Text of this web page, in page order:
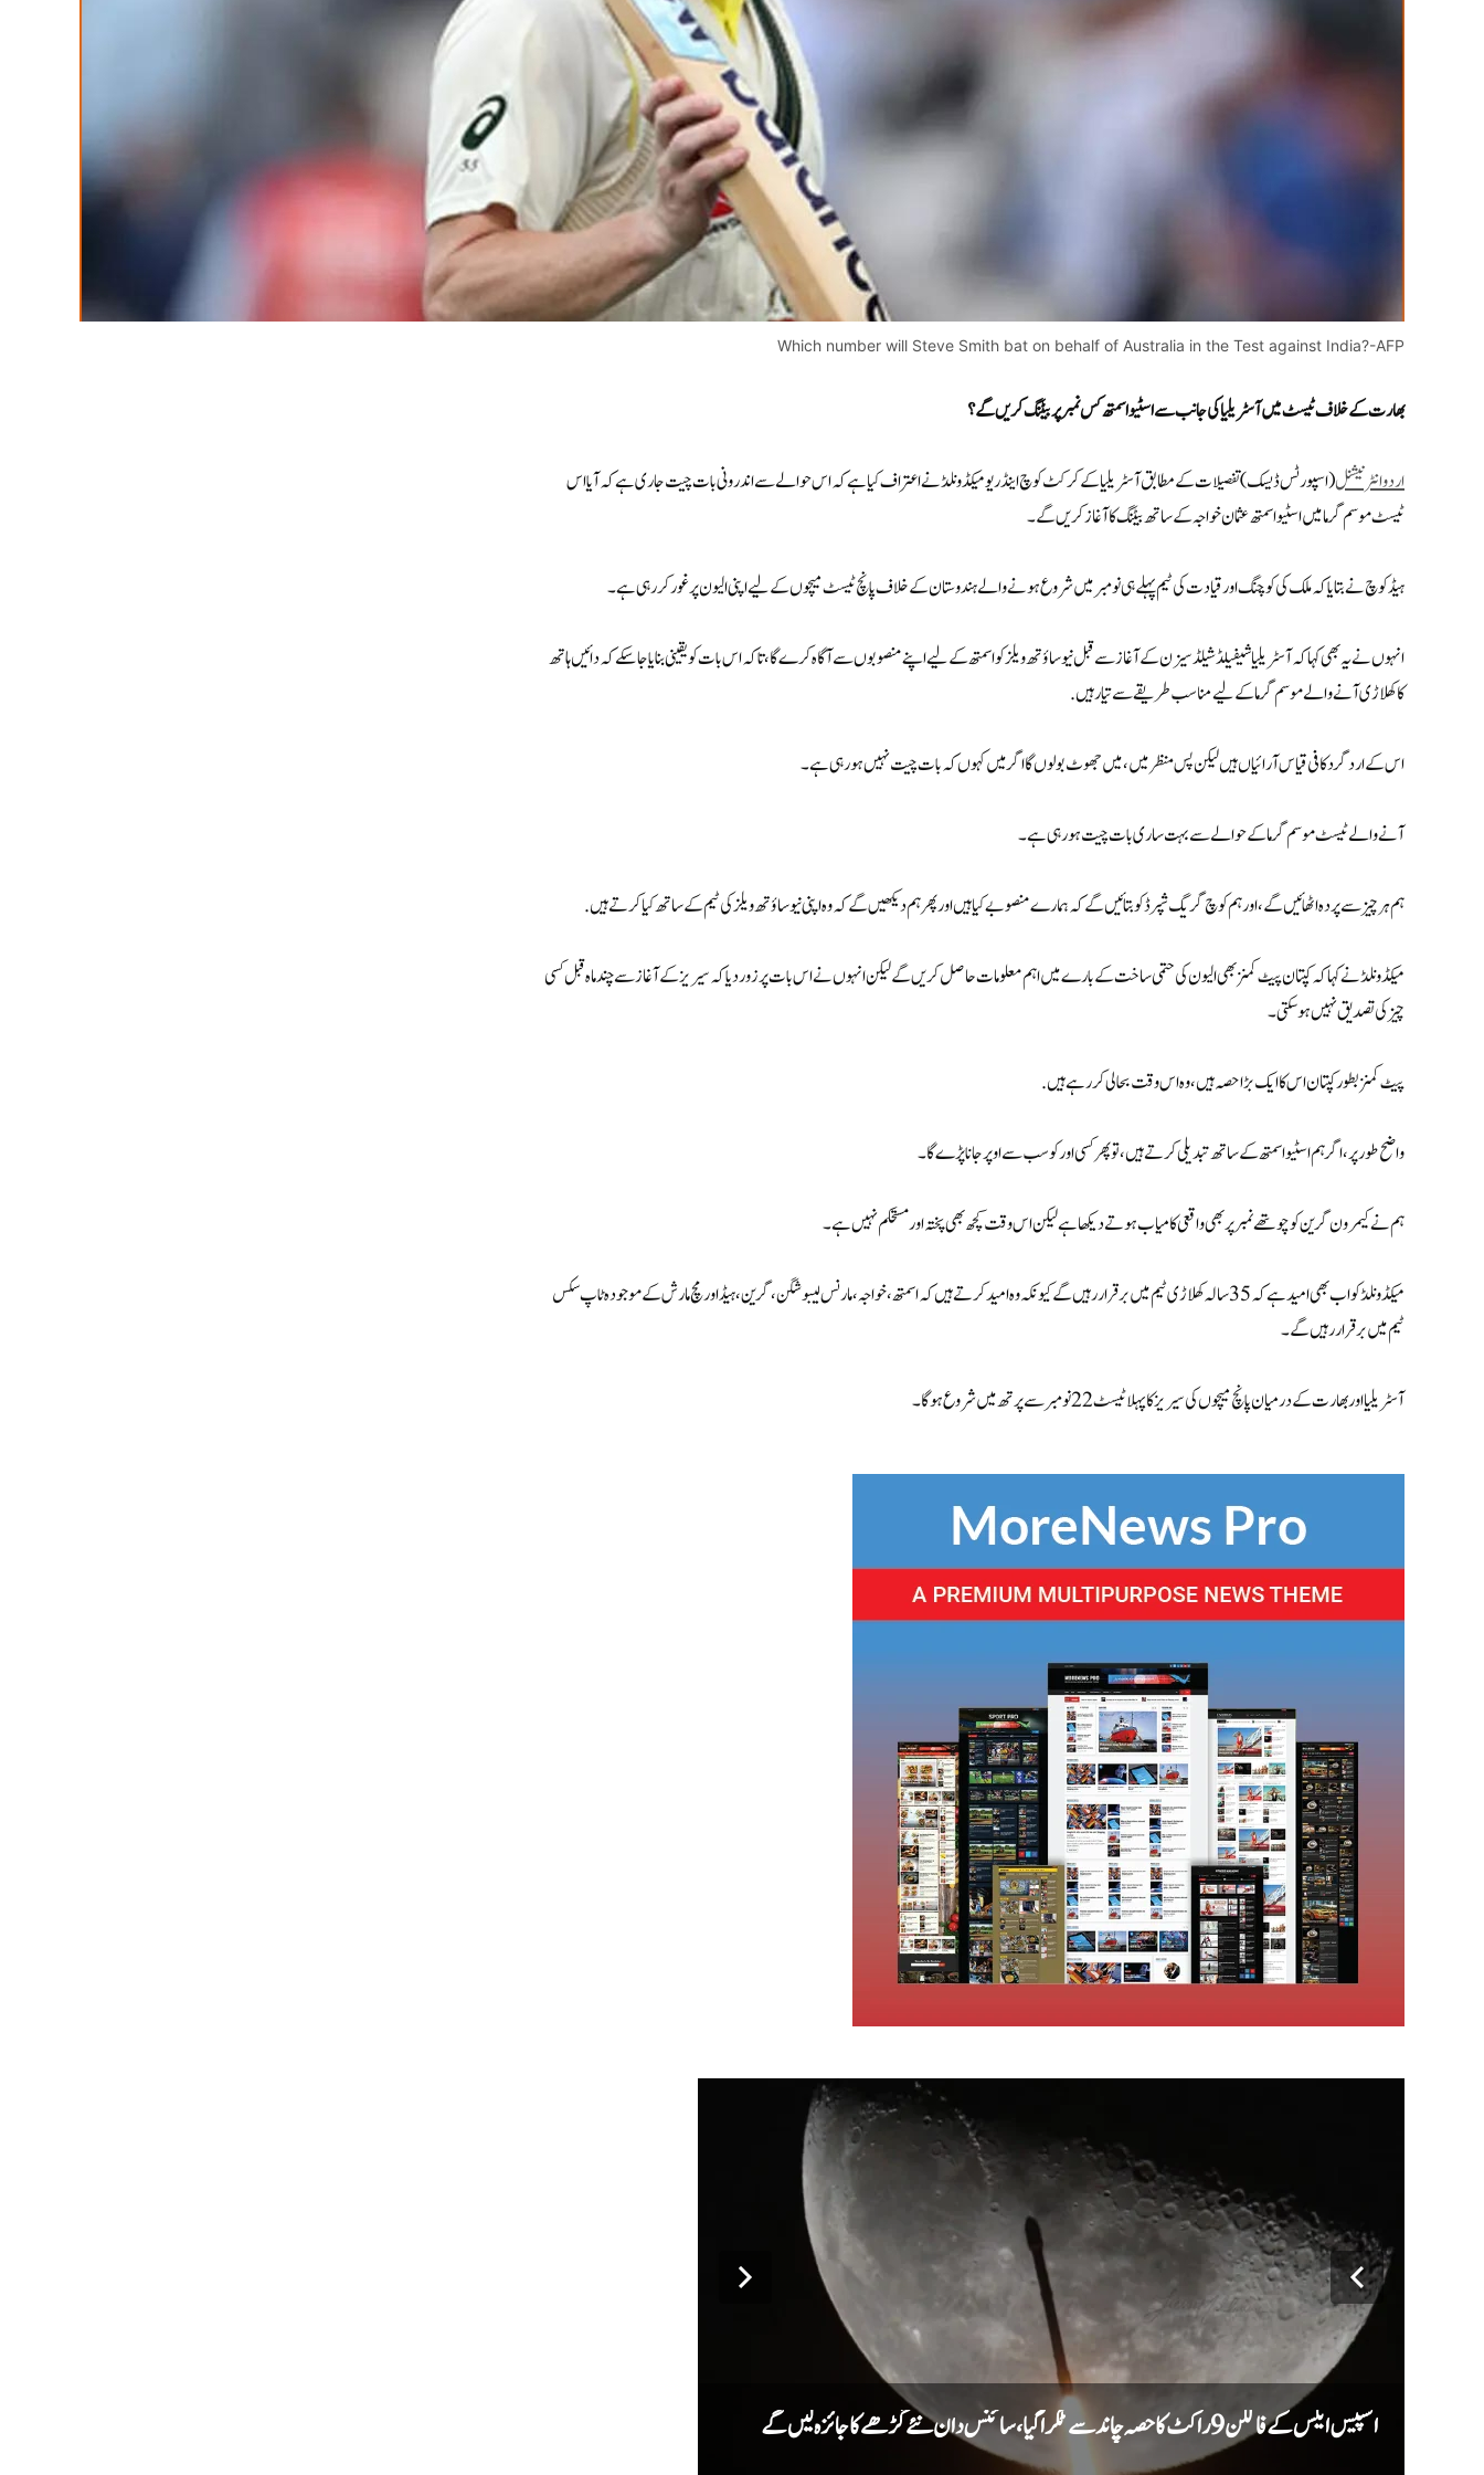
Which number will Steve Smith bat on behalf of Australia in the Test against India?-AFP
بھارت کے خلاف ٹیسٹ میں آسٹریلیا کی جانب سے اسٹیو اسمتھ کس نمبرپر بیٹنگ کریں گے؟
اردوانٹرنیشنل(اسپورٹس ڈیسک) تفصیلات کے مطابق آسٹریلیا کے کرکٹ کوچ اینڈریو میکڈونلڈ نے اعتراف کیا ہے کہ اس حوالے سے اندرونی بات چیت جاری ہے کہ آیا اس
ٹیسٹ موسم گرما میں اسٹیو اسمتھ عثمان خواجہ کے ساتھ بیٹنگ کا آغاز کریں گے۔
ہیڈ کوچ نے بتایا کہ ملک کی کوچنگ اور قیادت کی ٹیم پہلے ہی نومبر میں شروع ہونے والے ہندوستان کے خلاف پانچ ٹیسٹ میچوں کے لیے اپنی الیون پر غور کر رہی ہے۔
انہوں نے یہ بھی کہا کہ آسٹریلیا شیفیلڈ شیلڈ سیزن کے آغاز سے قبل نیو ساؤتھ ویلز کو اسمتھ کے لیے اپنے منصوبوں سے آگاہ کرے گا، تاکہ اس بات کو یقینی بنایا جا سکے کہ دائیں ہاتھ
کا کھلاڑی آنے والے موسم گرما کے لیے مناسب طریقے سے تیارہیں.
اس کے ارد گرد کافی قیاس آرائیاں ہیں لیکن پس منظر میں، میں جھوٹ بولوں گا اگر میں کہوں کہ بات چیت نہیں ہو رہی ہے۔
آنے والے ٹیسٹ موسم گرما کے حوالے سے بہت ساری بات چیت ہو رہی ہے۔
ہم ہر چیز سے پردہ اٹھائیں گے، اور ہم کوچ گریگ شپرڈ کو بتائیں گے کہ ہمارے منصوبے کیا ہیں اور پھر ہم دیکھیں گے کہ وہ اپنی نیو ساؤتھ ویلز کی ٹیم کے ساتھ کیا کرتے ہیں.
میکڈونلڈ نے کہا کہ کپتان پیٹ کمنز بھی الیون کی حتمی ساخت کے بارے میں اہم معلومات حاصل کریں گے لیکن انہوں نے اس بات پر زور دیا کہ سیریز کے آغاز سے چند ماہ قبل کسی
چیز کی تصدیق نہیں ہو سکتی۔
پیٹ کمنز بطور کپتان اس کا ایک بڑا حصہ ہیں، وہ اس وقت بحالی کر رہے ہیں.
واضح طور پر، اگر ہم اسٹیو اسمتھ کے ساتھ تبدیلی کرتے ہیں، تو پھر کسی اور کو سب سے اوپر جانا پڑے گا۔
ہم نے کیمرون گرین کو چوتھے نمبر پر بھی واقعی کامیاب ہوتے دیکھا ہےلیکن اس وقت کچھ بھی پختہ اور مستحکم نہیں ہے۔
میکڈونلڈ کو اب بھی امید ہے کہ 35 سالہ کھلاڑی ٹیم میں برقرار رہیں گے کیونکہ وہ امید کرتے ہیں کہ اسمتھ، خواجہ، مارنس لیبوشگن، گرین، ہیڈ اور مچ مارش کے موجودہ ٹاپ سکس
ٹیم میں برقرار رہیں گے۔
آسٹریلیا اور بھارت کے درمیان پانچ میچوں کی سیریز کا پہلا ٹیسٹ 22 نومبر سے پرتھ میں شروع ہوگا۔
اسپیس ایکس کے فالکن 9 راکٹ کا حصہ چاند سے ٹکرا گیا، سائنس دان نئے گڑھے کا جائزہ لیں گے